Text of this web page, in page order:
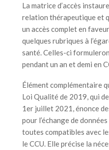
La matrice d’accès
relation thérapeutique et
un accès complet en
quelques rubriques à
santé. Celles-ci
pendant un an et demi en
Élément complémentaire
Loi Qualité de 2019, qui
1er juillet 2021, énonce
pour l’échange de
toutes compatibles avec
le CCU. Elle précise la